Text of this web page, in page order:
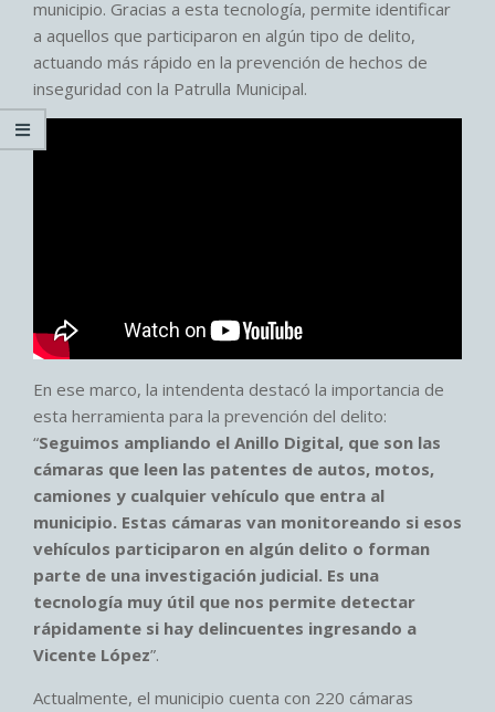
municipio. Gracias a esta tecnología, permite identificar
a aquellos que participaron en algún tipo de delito,
actuando más rápido en la prevención de hechos de
inseguridad con la Patrulla Municipal.
En ese marco, la intendenta destacó la importancia de
esta herramienta para la prevención del delito:
“Seguimos ampliando el Anillo Digital, que son las
cámaras que leen las patentes de autos, motos,
camiones y cualquier vehículo que entra al
municipio. Estas cámaras van monitoreando si esos
vehículos participaron en algún delito o forman
parte de una investigación judicial. Es una
tecnología muy útil que nos permite detectar
rápidamente si hay delincuentes ingresando a
Vicente López”.
Actualmente, el municipio cuenta con 220 cámaras